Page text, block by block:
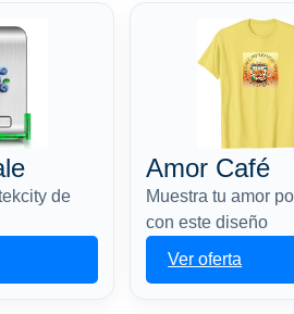
de
Amor Café
Muestra tu amor
con este diseño
Ver oferta